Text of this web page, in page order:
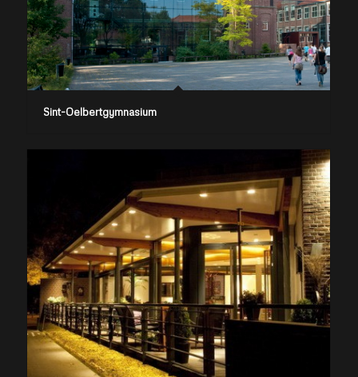
Sint-Oelbertgymnasium